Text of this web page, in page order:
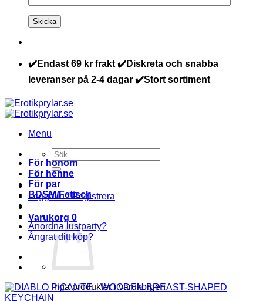
✔️Endast 69 kr frakt ✔️Diskreta och snabba
leveranser på 2-4 dagar ✔️Stort sortiment
Menu
Sök
efter:
Logga in / Registrera
Varukorg 0
Inga produkter i varukorgen.
För honom
För henne
För par
BDSM/Fetisch
Anordna lustparty?
Ångrat ditt köp?